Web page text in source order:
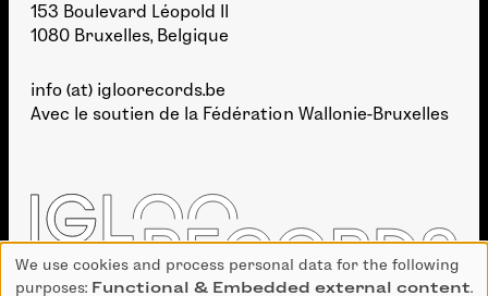
153 Boulevard Léopold II
1080 Bruxelles, Belgique
info (at) igloorecords.be
Avec le soutien de la Fédération Wallonie-Bruxelles
Use
We use cookies and process personal data for the following
purposes: Functional & Embedded external content.